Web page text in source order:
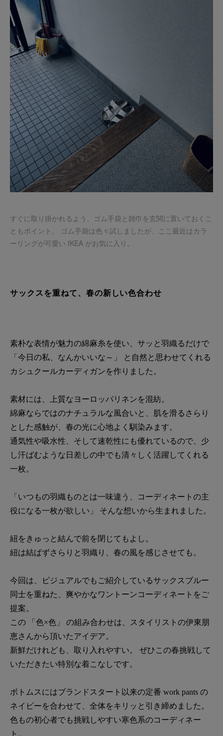
すぐに取り掛かれるよう、ゴム手袋と雑巾を玄関に置いておくこ
ともポイント。 ゴム手袋は色々試しましたが、ここ最近はカラ
ーリングが可愛い IKEA がお気に入り。
サックスを重ねて、春の新しい色合わせ
素朴な表情が魅力の綿麻糸を使い、サッと羽織るだけで
「今日の私、なんかいいな～」 と自然と思わせてくれる
カシュクールカーディガンを作りました。
素材には、上質なヨーロッパリネンを混紡。
綿麻ならではのナチュラルな風合いと、肌を滑るさらり
とした感触が、春の光に心地よく馴染みます。
通気性や吸水性、そして速乾性にも優れているので、少
し汗ばむような日差しの中でも清々しく活躍してくれる
一枚。
「いつもの羽織ものとは一味違う、コーディネートの主
役になる一枚が欲しい」 そんな想いから生まれました。
紐をきゅっと結んで前を閉じてもよし。
紐は結ばずさらりと羽織り、春の風を感じさせても。
今回は、ビジュアルでもご紹介しているサックスブルー
同士を重ねた、爽やかなワントーンコーディネートをご
提案。
この 「色×色」 の組み合わせは、スタイリストの伊東朋
恵さんから頂いたアイデア。
新鮮だけれども、取り入れやすい。 ぜひこの春挑戦して
いただきたい特別な着こなしです。
ボトムスにはブランドスタート以来の定番 work pants の
ネイビーを合わせて、全体をキリッと引き締めました。
色もの初心者でも挑戦しやすい寒色系のコーディネー
ト。